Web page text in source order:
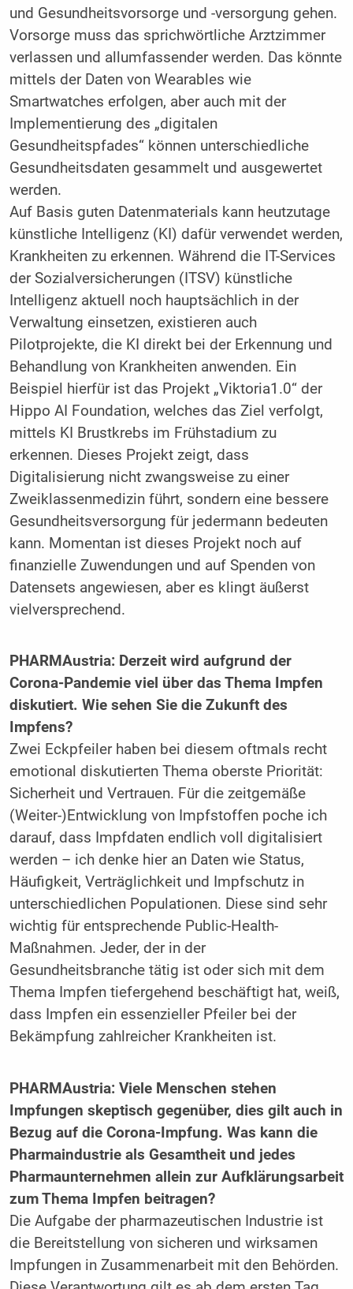
und Gesundheitsvorsorge und -versorgung gehen.
Vorsorge muss das sprichwörtliche Arztzimmer
verlassen und allumfassender werden. Das könnte
mittels der Daten von Wearables wie
Smartwatches erfolgen, aber auch mit der
Implementierung des „digitalen
Gesundheitspfades“ können unterschiedliche
Gesundheitsdaten gesammelt und ausgewertet
werden.
Auf Basis guten Datenmaterials kann heutzutage
künstliche Intelligenz (KI) dafür verwendet werden,
Krankheiten zu erkennen. Während die IT-Services
der Sozialversicherungen (ITSV) künstliche
Intelligenz aktuell noch hauptsächlich in der
Verwaltung einsetzen, existieren auch
Pilotprojekte, die KI direkt bei der Erkennung und
Behandlung von Krankheiten anwenden. Ein
Beispiel hierfür ist das Projekt „Viktoria1.0“ der
Hippo AI Foundation, welches das Ziel verfolgt,
mittels KI Brustkrebs im Frühstadium zu
erkennen. Dieses Projekt zeigt, dass
Digitalisierung nicht zwangsweise zu einer
Zweiklassenmedizin führt, sondern eine bessere
Gesundheitsversorgung für jedermann bedeuten
kann. Momentan ist dieses Projekt noch auf
finanzielle Zuwendungen und auf Spenden von
Datensets angewiesen, aber es klingt äußerst
vielversprechend.
PHARMAustria: Derzeit wird aufgrund der
Corona-Pandemie viel über das Thema Impfen
diskutiert. Wie sehen Sie die Zukunft des
Impfens?
Zwei Eckpfeiler haben bei diesem oftmals recht
emotional diskutierten Thema oberste Priorität:
Sicherheit und Vertrauen. Für die zeitgemäße
(Weiter-)Entwicklung von Impfstoffen poche ich
darauf, dass Impfdaten endlich voll digitalisiert
werden – ich denke hier an Daten wie Status,
Häufigkeit, Verträglichkeit und Impfschutz in
unterschiedlichen Populationen. Diese sind sehr
wichtig für entsprechende Public-Health-
Maßnahmen. Jeder, der in der
Gesundheitsbranche tätig ist oder sich mit dem
Thema Impfen tiefergehend beschäftigt hat, weiß,
dass Impfen ein essenzieller Pfeiler bei der
Bekämpfung zahlreicher Krankheiten ist.
PHARMAustria: Viele Menschen stehen
Impfungen skeptisch gegenüber, dies gilt auch in
Bezug auf die Corona-Impfung. Was kann die
Pharmaindustrie als Gesamtheit und jedes
Pharmaunternehmen allein zur Aufklärungsarbeit
zum Thema Impfen beitragen?
Die Aufgabe der pharmazeutischen Industrie ist
die Bereitstellung von sicheren und wirksamen
Impfungen in Zusammenarbeit mit den Behörden.